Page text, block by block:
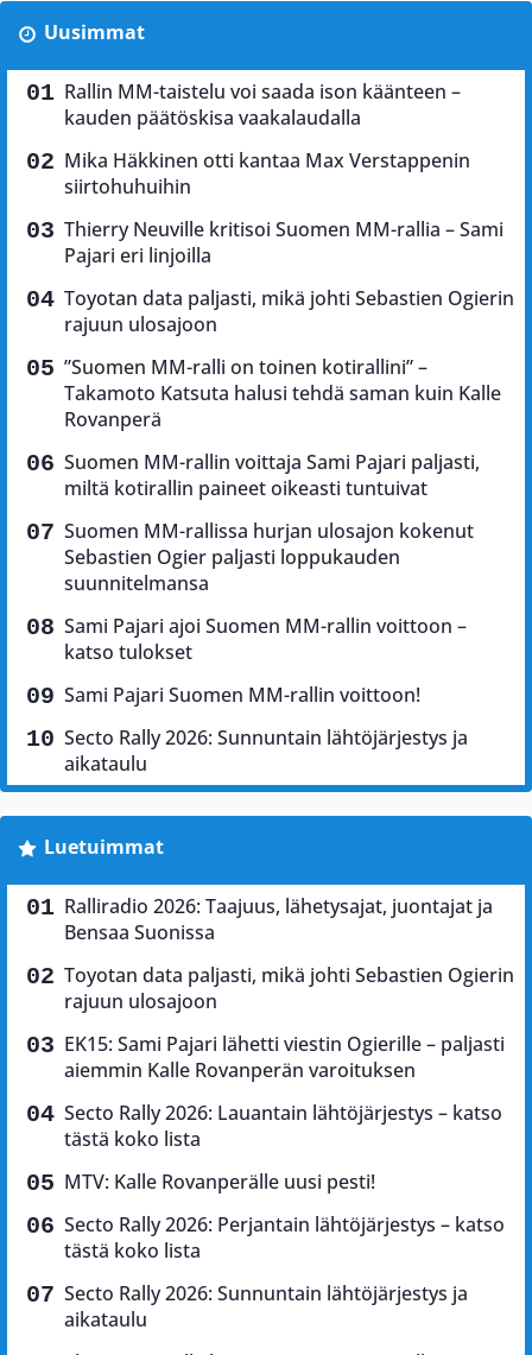
Uusimmat
Rallin MM-taistelu voi saada ison käänteen –
kauden päätöskisa vaakalaudalla
Mika Häkkinen otti kantaa Max Verstappenin
siirtohuhuihin
Thierry Neuville kritisoi Suomen MM-rallia – Sami
Pajari eri linjoilla
Toyotan data paljasti, mikä johti Sebastien Ogierin
rajuun ulosajoon
”Suomen MM-ralli on toinen kotirallini” –
Takamoto Katsuta halusi tehdä saman kuin Kalle
Rovanperä
Suomen MM-rallin voittaja Sami Pajari paljasti,
miltä kotirallin paineet oikeasti tuntuivat
Suomen MM-rallissa hurjan ulosajon kokenut
Sebastien Ogier paljasti loppukauden
suunnitelmansa
Sami Pajari ajoi Suomen MM-rallin voittoon –
katso tulokset
Sami Pajari Suomen MM-rallin voittoon!
Secto Rally 2026: Sunnuntain lähtöjärjestys ja
aikataulu
Luetuimmat
Ralliradio 2026: Taajuus, lähetysajat, juontajat ja
Bensaa Suonissa
Toyotan data paljasti, mikä johti Sebastien Ogierin
rajuun ulosajoon
EK15: Sami Pajari lähetti viestin Ogierille – paljasti
aiemmin Kalle Rovanperän varoituksen
Secto Rally 2026: Lauantain lähtöjärjestys – katso
tästä koko lista
MTV: Kalle Rovanperälle uusi pesti!
Secto Rally 2026: Perjantain lähtöjärjestys – katso
tästä koko lista
Secto Rally 2026: Sunnuntain lähtöjärjestys ja
aikataulu